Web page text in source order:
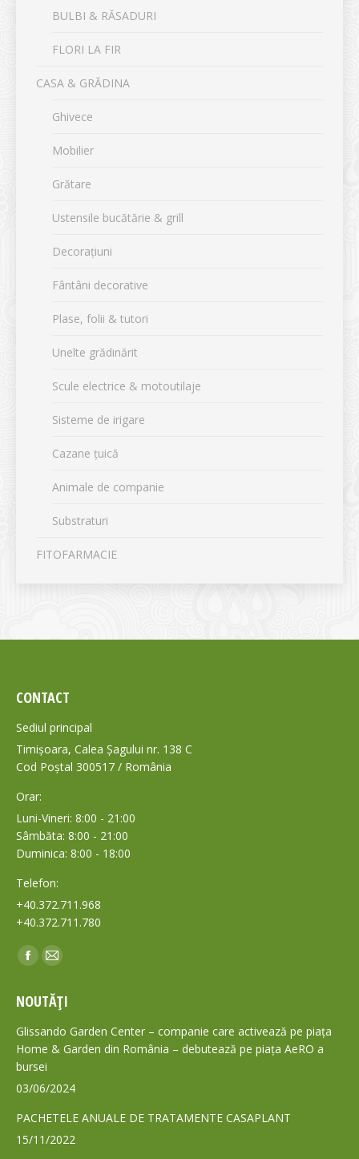
BULBI & RĂSADURI
FLORI LA FIR
CASA & GRĂDINA
Ghivece
Mobilier
Grătare
Ustensile bucătărie & grill
Decorațiuni
Fântâni decorative
Plase, folii & tutori
Unelte grădinărit
Scule electrice & motoutilaje
Sisteme de irigare
Cazane țuică
Animale de companie
Substraturi
FITOFARMACIE
CONTACT
Sediul principal
Timișoara, Calea Șagului nr. 138 C
Cod Poștal 300517 / România
Orar:
Luni-Vineri: 8:00 - 21:00
Sâmbăta: 8:00 - 21:00
Duminica: 8:00 - 18:00
Telefon:
+40.372.711.968
+40.372.711.780
Find us on:
Facebook
opens
in
new
window
Mail
opens
in
new
NOUTĂȚI
Glissando Garden Center – companie care activează pe piața
Home & Garden din România – debutează pe piața AeRO a
bursei
03/06/2024
PACHETELE ANUALE DE TRATAMENTE CASAPLANT
15/11/2022